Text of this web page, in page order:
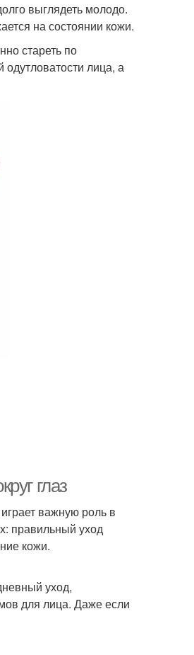
выглядеть молодо.
на состоянии кожи.
стареть по
лица, а
глаз
важную роль в
правильный уход
кожи.
уход,
для лица. Даже если